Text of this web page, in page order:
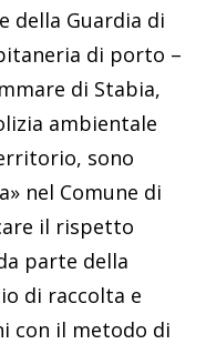
della Guardia di
di porto –
di Stabia,
ambientale
sono
nel Comune di
il rispetto
parte della
di raccolta e
con il metodo di